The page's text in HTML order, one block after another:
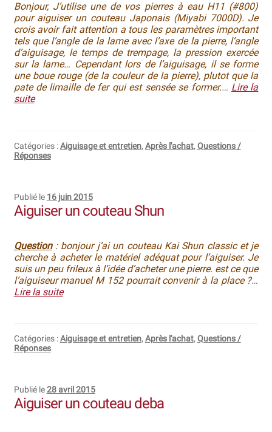
Trouver mon couteau
Trouver mon magasin
Bonjour, J’utilise une de vos pierres à eau H11 (#800)
pour aiguiser un couteau Japonais (Miyabi 7000D). Je
crois avoir fait attention a tous les paramètres important
tels que l’angle de la lame avec l’axe de la pierre, l’angle
d’aiguisage, le temps de trempage, la pression exercée
sur la lame… Cependant lors de l’aiguisage, il se forme
une boue rouge (de la couleur de la pierre), plutot que la
pate de limaille de fer qui est sensée se former.… Lire la
suite
Catégories :Aiguisage et entretien, Après l'achat, Questions /
Réponses
Publié le 16 juin 2015
Aiguiser un couteau Shun
Question : bonjour j’ai un couteau Kai Shun classic et je
cherche à acheter le matériel adéquat pour l’aiguiser. Je
suis un peu frileux à l’idée d’acheter une pierre. est ce que
l’aiguiseur manuel M 152 pourrait convenir à la place ?…
Lire la suite
Catégories :Aiguisage et entretien, Après l'achat, Questions /
Réponses
Publié le28 avril 2015
Aiguiser un couteau deba